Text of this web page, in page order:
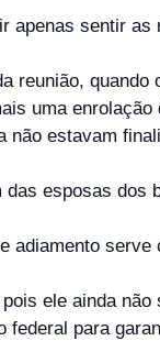
apenas sentir as
reunião, quando
uma enrolação
não estavam
esposas dos
adiamento
ele ainda não
federal para